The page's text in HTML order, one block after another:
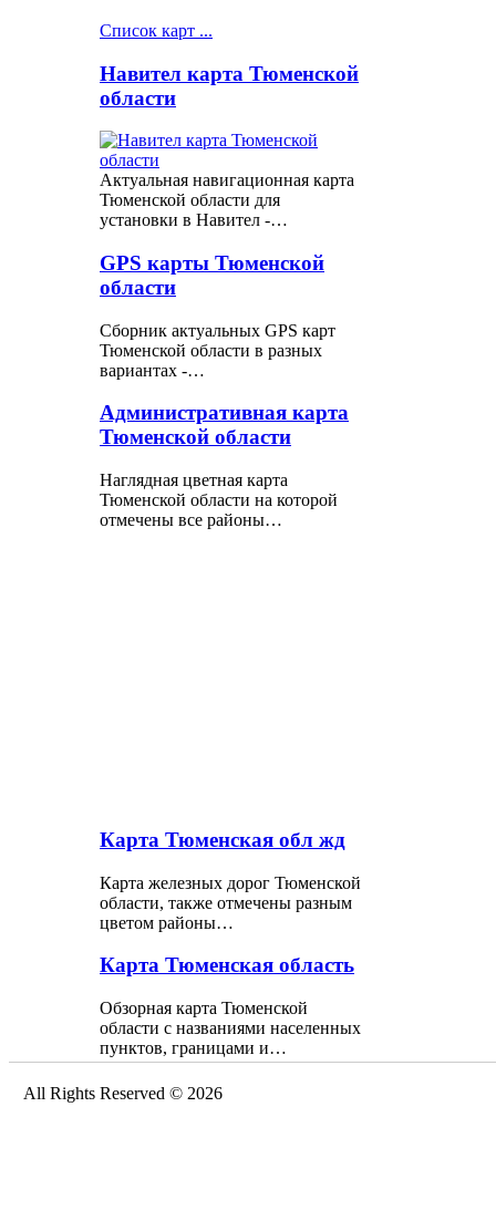
Список карт ...
Навител карта Тюменской
области
Актуальная навигационная карта
Тюменской области для
установки в Навител -…
GPS карты Тюменской
области
Сборник актуальных GPS карт
Тюменской области в разных
вариантах -…
Административная карта
Тюменской области
Наглядная цветная карта
Тюменской области на которой
отмечены все районы…
Карта Тюменская обл жд
Карта железных дорог Тюменской
области, также отмечены разным
цветом районы…
Карта Тюменская область
Обзорная карта Тюменской
области с названиями населенных
пунктов, границами и…
All Rights Reserved © 2026